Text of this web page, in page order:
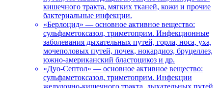
кишечного тракта, мягких тканей, кожи и прочие
бактериальные инфекции.
«Берлоцид» — основное активное вещество:
сульфаметоксазол, триметоприм. Инфекционные
заболевания дыхательных путей, горла, носа, уха,
мочеполовых путей, почек, нокардиоз, бруцеллез,
южно-американский бластоцикоз и др.
«Дуо-Септол» — основное активное вещество:
сульфаметоксазол, триметоприм. Инфекции